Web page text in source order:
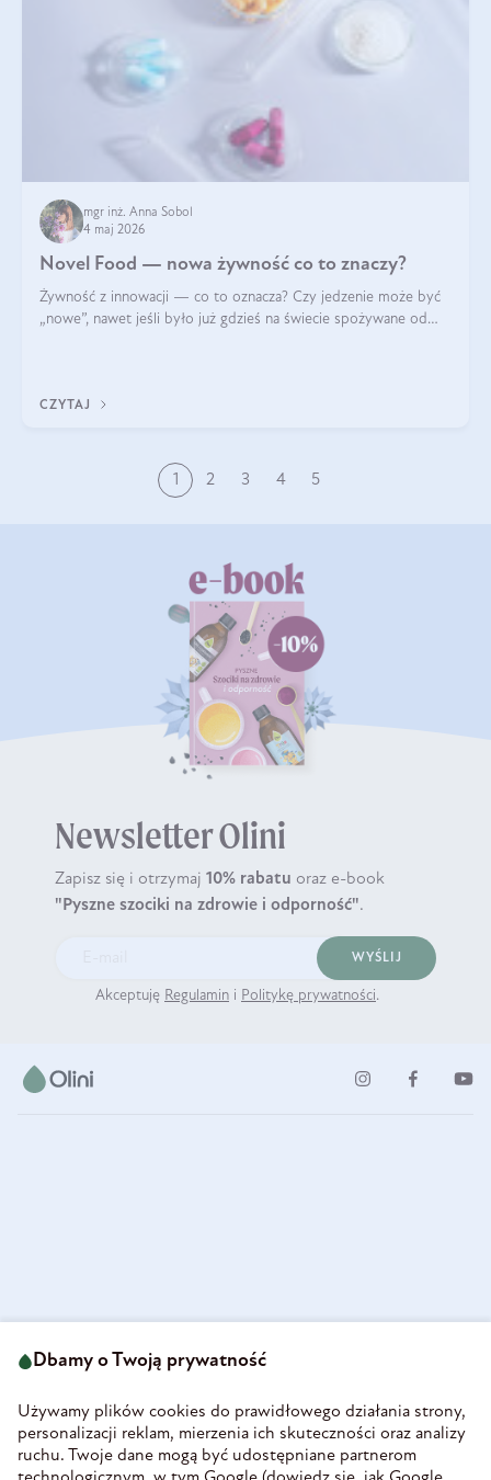
mgr inż. Anna Sobol
4 maj 2026
Novel Food — nowa żywność co to znaczy?
Żywność z innowacji — co to oznacza? Czy jedzenie może być
„nowe”, nawet jeśli było już gdzieś na świecie spożywane od
CZYTAJ
1 2 3 4 5
Newsletter Olini
Zapisz się i otrzymaj 10% rabatu oraz e-book
"Pyszne szociki na zdrowie i odporność".
WYŚLIJ
Akceptuję Regulamin i Politykę prywatności.
58-160 Świebodzice
REGON 890213034
INFORMACJE
Dbamy o Twoją prywatność
Używamy plików cookies do prawidłowego działania strony,
personalizacji reklam, mierzenia ich skuteczności oraz analizy
ruchu. Twoje dane mogą być udostępniane partnerom